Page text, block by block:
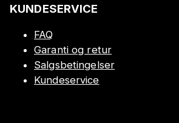
KUNDESERVICE
FAQ
Garanti og retur
Salgsbetingelser
Kundeservice